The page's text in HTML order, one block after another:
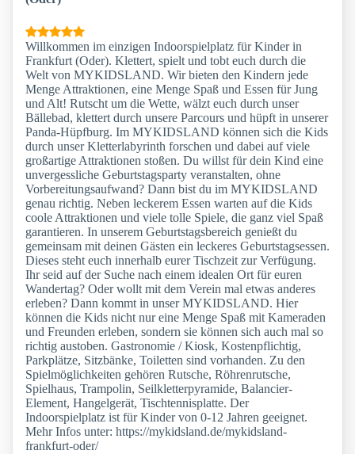
Willkommen im einzigen Indoorspielplatz für Kinder in
Frankfurt (Oder). Klettert, spielt und tobt euch durch die
Welt von MYKIDSLAND. Wir bieten den Kindern jede
Menge Attraktionen, eine Menge Spaß und Essen für Jung
und Alt! Rutscht um die Wette, wälzt euch durch unser
Bällebad, klettert durch unsere Parcours und hüpft in unserer
Panda-Hüpfburg. Im MYKIDSLAND können sich die Kids
durch unser Kletterlabyrinth forschen und dabei auf viele
großartige Attraktionen stoßen. Du willst für dein Kind eine
unvergessliche Geburtstagsparty veranstalten, ohne
Vorbereitungsaufwand? Dann bist du im MYKIDSLAND
genau richtig. Neben leckerem Essen warten auf die Kids
coole Attraktionen und viele tolle Spiele, die ganz viel Spaß
garantieren. In unserem Geburtstagsbereich genießt du
gemeinsam mit deinen Gästen ein leckeres Geburtstagsessen.
Dieses steht euch innerhalb eurer Tischzeit zur Verfügung.
Ihr seid auf der Suche nach einem idealen Ort für euren
Wandertag? Oder wollt mit dem Verein mal etwas anderes
erleben? Dann kommt in unser MYKIDSLAND. Hier
können die Kids nicht nur eine Menge Spaß mit Kameraden
und Freunden erleben, sondern sie können sich auch mal so
richtig austoben. Gastronomie / Kiosk, Kostenpflichtig,
Parkplätze, Sitzbänke, Toiletten sind vorhanden. Zu den
Spielmöglichkeiten gehören Rutsche, Röhrenrutsche,
Spielhaus, Trampolin, Seilkletterpyramide, Balancier-
Element, Hangelgerät, Tischtennisplatte. Der
Indoorspielplatz ist für Kinder von 0-12 Jahren geeignet.
Mehr Infos unter: https://mykidsland.de/mykidsland-
frankfurt-oder/